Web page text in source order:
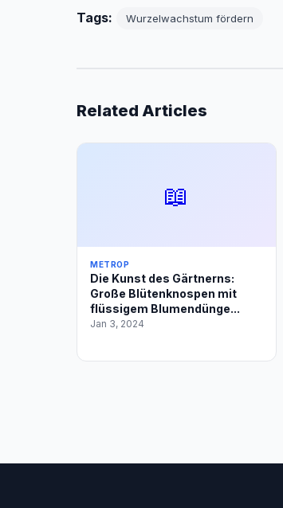
Tags: Wurzelwachstum fördern
Related Articles
📖
METROP
Die Kunst des Gärtnerns:
Große Blütenknospen mit
flüssigem Blumendünge...
Jan 3, 2024